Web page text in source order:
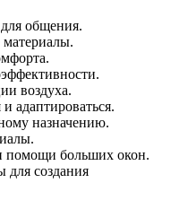
общения.
материалы.
воздуха.
адаптироваться.
назначению.
помощи больших окон.
для создания